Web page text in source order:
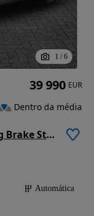
1 / 6
Mercedes-Benz CLA 250 e Shooting Brake Style Plus
Automática
39 990 EUR
Dentro da média